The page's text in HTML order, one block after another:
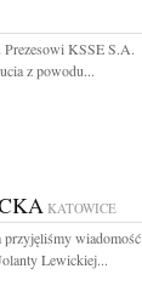
Prezesowi KSSE S.A.
z powodu...
KATOWICE
wiadomość
Lewickiej...